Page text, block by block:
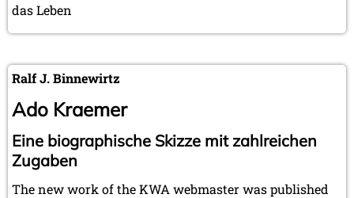
das Leben
Ralf J. Binnewirtz
Ado Kraemer
Eine biographische Skizze mit zahlreichen
Zugaben
The new work of the KWA webmaster was published